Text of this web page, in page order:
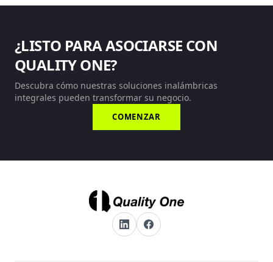
¿LISTO PARA ASOCIARSE CON
QUALITY ONE?
Descubra cómo nuestras soluciones inalámbricas
integrales pueden transformar su negocio.
COMENZAR